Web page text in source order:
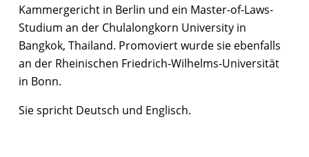
Kammergericht in Berlin und ein Master-of-Laws-
Studium an der Chulalongkorn University in
Bangkok, Thailand. Promoviert wurde sie ebenfalls
an der Rheinischen Friedrich-Wilhelms-Universität
in Bonn.
Sie spricht Deutsch und Englisch.